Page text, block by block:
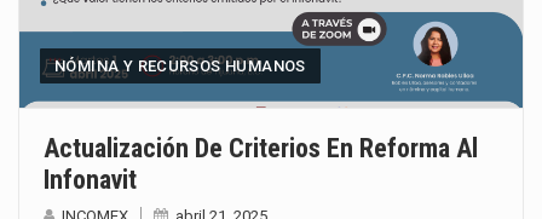
NÓMINA Y RECURSOS HUMANOS
Actualización De Criterios En Reforma Al
Infonavit